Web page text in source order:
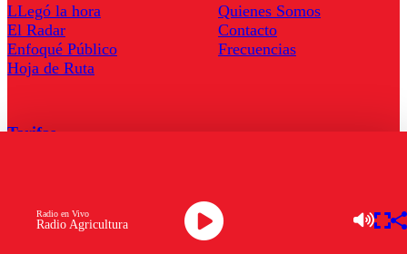
Radio Agricultura
Radio en Vivo
LLegó la hora
El Radar
Enfoqué Público
Hoja de Ruta
Quienes Somos
Contacto
Frecuencias
Tarifas